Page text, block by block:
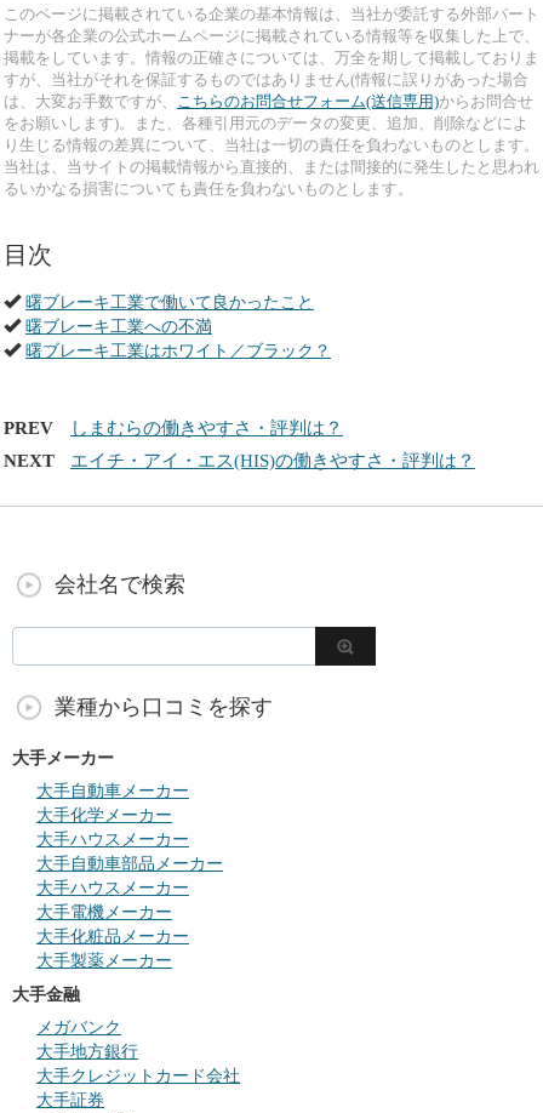
このページに掲載されている企業の基本情報は、当社が委託する外部パート
ナーが各企業の公式ホームページに掲載されている情報等を収集した上で、
掲載をしています。情報の正確さについては、万全を期して掲載しておりま
すが、当社がそれを保証するものではありません(情報に誤りがあった場合
は、大変お手数ですが、
こちらのお問合せフォーム(送信専用)からお問合せ
をお願いします)。また、各種引用元のデータの変更、追加、削除などによ
り生じる情報の差異について、当社は一切の責任を負わないものとします。
当社は、当サイトの掲載情報から直接的、または間接的に発生したと思われ
るいかなる損害についても責任を負わないものとします。
目次
曙ブレーキ工業で働いて良かったこと
曙ブレーキ工業への不満
曙ブレーキ工業はホワイト／ブラック？
PREV
しまむらの働きやすさ・評判は？
NEXT
エイチ・アイ・エス(HIS)の働きやすさ・評判は？
会社名で検索
業種から口コミを探す
大手メーカー
大手自動車メーカー
大手化学メーカー
大手ハウスメーカー
大手自動車部品メーカー
大手ハウスメーカー
大手電機メーカー
大手化粧品メーカー
大手製薬メーカー
大手金融
メガバンク
大手地方銀行
大手クレジットカード会社
大手証券